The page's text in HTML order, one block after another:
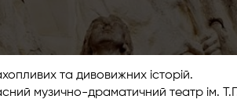
та дивовижних історій.
музично-драматичний театр ім.